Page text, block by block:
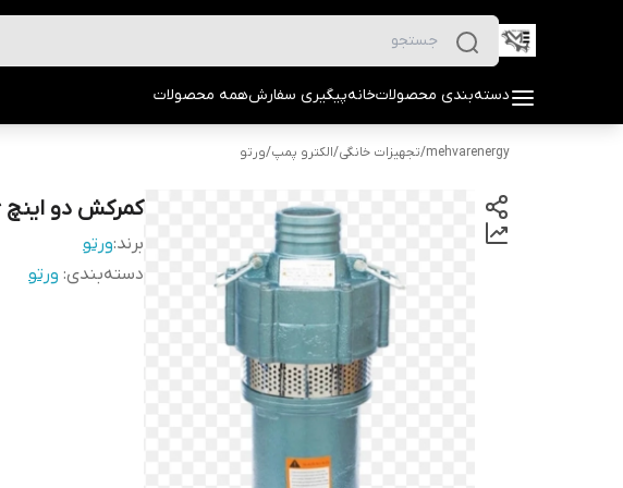
دسته‌بندی محصولاتخانهپیگیری سفارشهمه محصولات
mehvarenergy
/تجهیزات خانگی/الکترو پمپ/ورتو
کمرکش دو اینچ 26متر ارتفاع دوطبقه دو اسب ورتو
برند:ورتو
دسته‌بندی: ورتو